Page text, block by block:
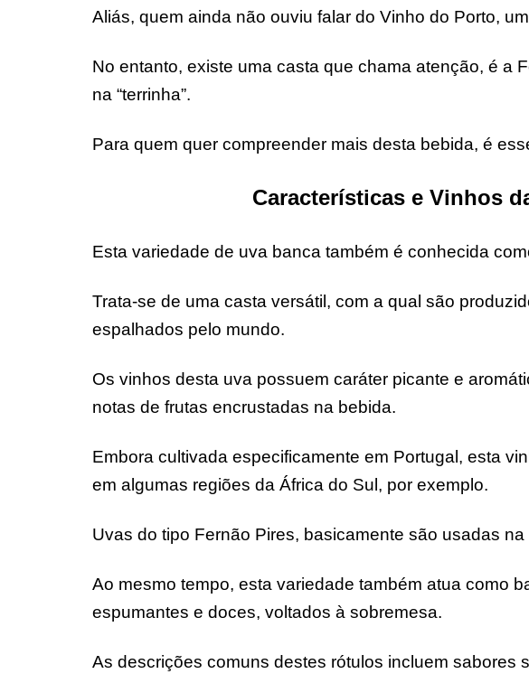
Aliás, quem ainda não ouviu falar do Vinho do Porto,
No entanto, existe uma casta que chama atenção, é a
na “terrinha”.
Para quem quer compreender mais desta bebida, é
Características e Vinhos
Esta variedade de uva banca também é conhecida
Trata-se de uma casta versátil, com a qual são
espalhados pelo mundo.
Os vinhos desta uva possuem caráter picante e
notas de frutas encrustadas na bebida.
Embora cultivada especificamente em Portugal, esta
em algumas regiões da África do Sul, por exemplo.
Uvas do tipo Fernão Pires, basicamente são usadas
Ao mesmo tempo, esta variedade também atua como
espumantes e doces, voltados à sobremesa.
As descrições comuns destes rótulos incluem sabores